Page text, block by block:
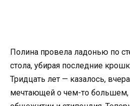
Полина провела ладонью по
стола, убирая последние
Тридцать лет — казалось,
мечтающей о чем-то большем,